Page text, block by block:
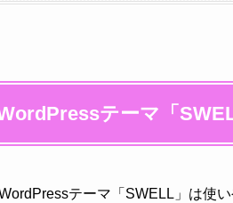
WordPressテーマ「
テーマ「SWELL」は使